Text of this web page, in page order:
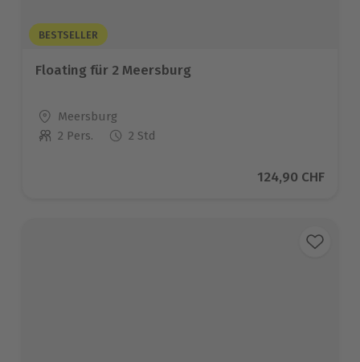
BESTSELLER
Floating für 2 Meersburg
Standort
Meersburg
Anzahl der Teilnehmer
2 Pers. 2 Std
Aktueller Preis
124,90 CHF